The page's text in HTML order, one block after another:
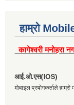
हाम्रो
कागेश्वरी मनोहरा
आई.ओ.एस(IOS)
मोबाइल प्रयोगकर्ताले